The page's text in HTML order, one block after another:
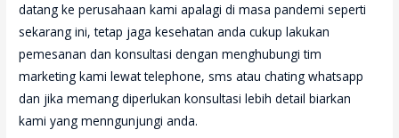
datang ke perusahaan kami apalagi di masa pandemi seperti
sekarang ini, tetap jaga kesehatan anda cukup lakukan
pemesanan dan konsultasi dengan menghubungi tim
marketing kami lewat telephone, sms atau chating whatsapp
dan jika memang diperlukan konsultasi lebih detail biarkan
kami yang menngunjungi anda.